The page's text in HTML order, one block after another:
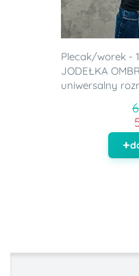
Plecak/worek -
JODEŁKA
uniwersalny